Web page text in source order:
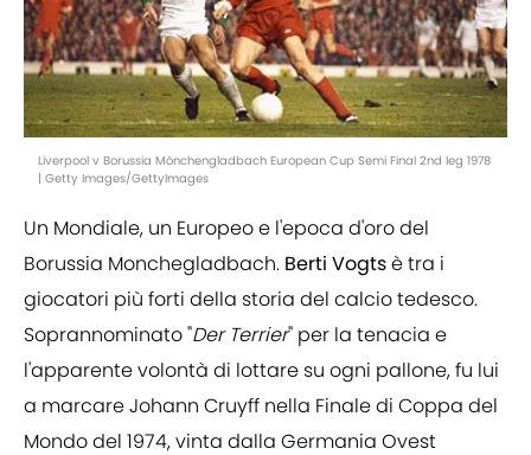
Liverpool v Borussia Mönchengladbach European Cup Semi Final 2nd leg 1978
| Getty Images/GettyImages
Un Mondiale, un Europeo e l'epoca d'oro del
Borussia Monchegladbach. Berti Vogtsè tra i
giocatori più forti della storia del calcio tedesco.
Soprannominato "Der Terrier" per la tenacia e
l'apparente volontà di lottare su ogni pallone, fu lui
a marcare Johann Cruyff nella Finale di Coppa del
Mondo del 1974, vinta dalla Germania Ovest